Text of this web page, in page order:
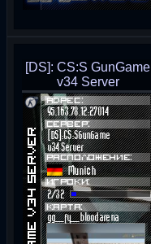
[DS]: CS:S GunGame
v34 Server